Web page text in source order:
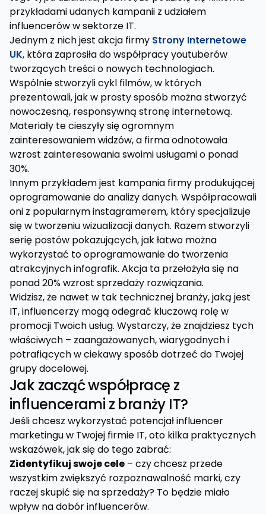
przykładami udanych kampanii z udziałem
influencerów w sektorze IT.
Jednym z nich jest akcja firmy Strony Internetowe
UK, która zaprosiła do współpracy youtuberów
tworzących treści o nowych technologiach.
Wspólnie stworzyli cykl filmów, w których
prezentowali, jak w prosty sposób można stworzyć
nowoczesną, responsywną stronę internetową.
Materiały te cieszyły się ogromnym
zainteresowaniem widzów, a firma odnotowała
wzrost zainteresowania swoimi usługami o ponad
30%.
Innym przykładem jest kampania firmy produkującej
oprogramowanie do analizy danych. Współpracowali
oni z popularnym instagramerem, który specjalizuje
się w tworzeniu wizualizacji danych. Razem stworzyli
serię postów pokazujących, jak łatwo można
wykorzystać to oprogramowanie do tworzenia
atrakcyjnych infografik. Akcja ta przełożyła się na
ponad 20% wzrost sprzedaży rozwiązania.
Widzisz, że nawet w tak technicznej branży, jaką jest
IT, influencerzy mogą odegrać kluczową rolę w
promocji Twoich usług. Wystarczy, że znajdziesz tych
właściwych – zaangażowanych, wiarygodnych i
potrafiących w ciekawy sposób dotrzeć do Twojej
grupy docelowej.
Jak zacząć współpracę z
influencerami z branży IT?
Jeśli chcesz wykorzystać potencjał influencer
marketingu w Twojej firmie IT, oto kilka praktycznych
wskazówek, jak się do tego zabrać:
Zidentyfikuj swoje cele – czy chcesz przede
wszystkim zwiększyć rozpoznawalność marki, czy
raczej skupić się na sprzedaży? To będzie miało
wpływ na dobór influencerów.